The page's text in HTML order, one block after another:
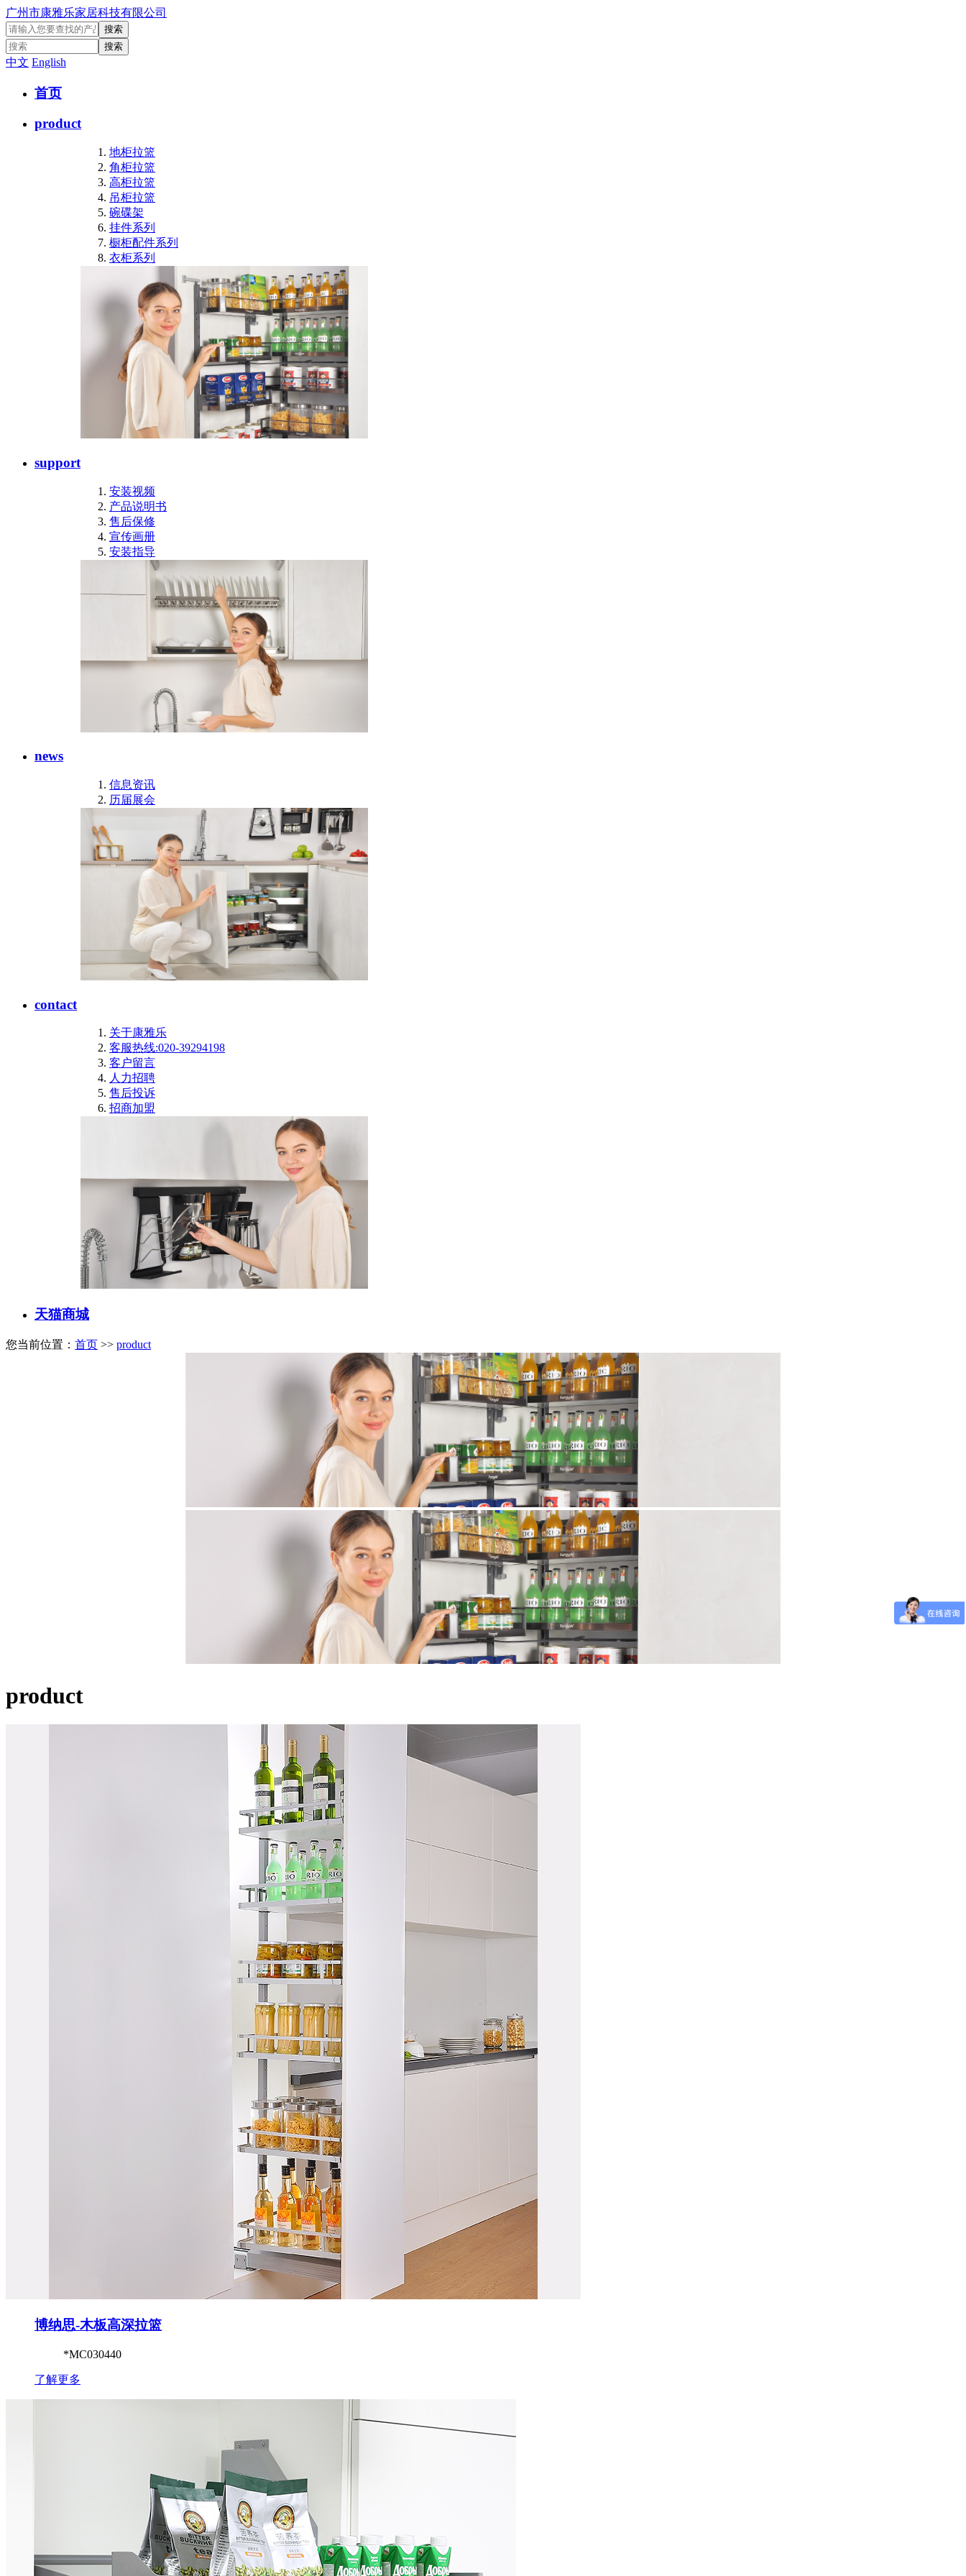
广州市康雅乐家居科技有限公司
中文 English
首页
product
地柜拉篮
角柜拉篮
高柜拉篮
吊柜拉篮
碗碟架
挂件系列
橱柜配件系列
衣柜系列
support
安装视频
产品说明书
售后保修
宣传画册
安装指导
news
信息资讯
历届展会
contact
关于康雅乐
客服热线:020-39294198
客户留言
人力招聘
售后投诉
招商加盟
天猫商城
您当前位置： 首页 >> product
product
博纳思-木板高深拉篮
*MC030440
了解更多